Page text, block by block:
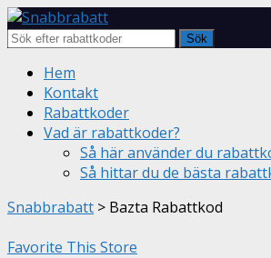
Sök
Skip
content
Hem
Kontakt
Rabattkoder
Vad är rabattkoder?
Så här använder du
Så hittar du de bästa
Snabbrabatt > Bazta Rabattkod
Favorite This Store